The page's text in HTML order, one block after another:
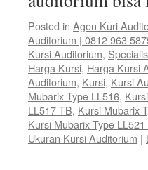
Posted in Agen Kuri
Auditorium | 0812 963
Kursi Auditorium,
Harga Kursi, Harga Kursi
Auditorium, Kursi, Kursi
Mubarix Type LL516,
LL517 TB, Kursi Mubarix
Kursi Mubarix Type LL521
Ukuran Kursi Auditorium |